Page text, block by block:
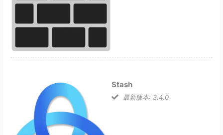
Stash
最新版本: 3.4.0